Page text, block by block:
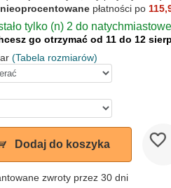
nieoprocentowane płatności po
tylko (n) 2 do
go otrzymać od 11 do 12
(Tabela rozmiarów)
Dodaj do koszyka
zwroty przez 30 dni